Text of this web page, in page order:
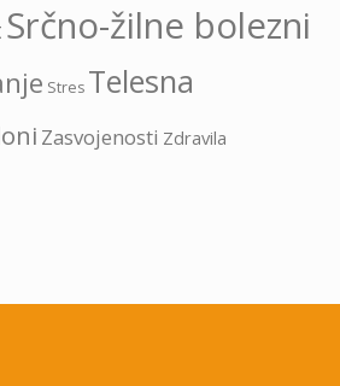
Srčno-žilne bolezni
Stres Telesna
Zasvojenosti Zdravila